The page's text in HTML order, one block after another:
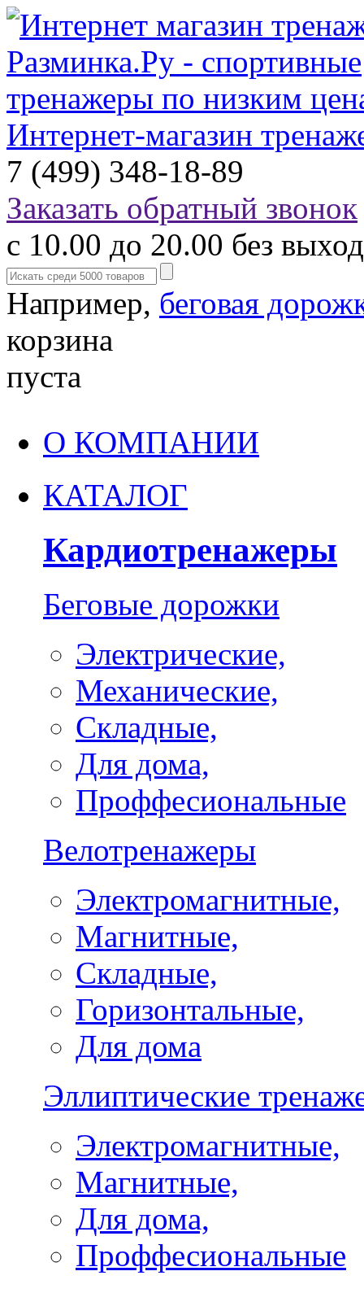
Интернет-магазин
7 (499) 348-18-89
Заказать обратный звонок
с 10.00 до 20.00 без
Например, беговая
корзина
пуста
О КОМПАНИИ
КАТАЛОГ
Кардиотренажеры
Беговые дорожки
Электрические,
Механические,
Складные,
Для дома,
Проффесиональные
Велотренажеры
Электромагнитные,
Магнитные,
Складные,
Горизонтальные,
Для дома
Эллиптические
Электромагнитные,
Магнитные,
Для дома,
Проффесиональные